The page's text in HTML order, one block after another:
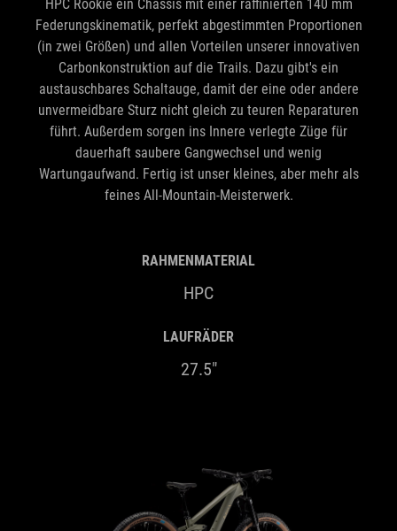
HPC Rookie ein Chassis mit einer raffinierten 140 mm
Federungskinematik, perfekt abgestimmten Proportionen
(in zwei Größen) und allen Vorteilen unserer innovativen
Carbonkonstruktion auf die Trails. Dazu gibt's ein
austauschbares Schaltauge, damit der eine oder andere
unvermeidbare Sturz nicht gleich zu teuren Reparaturen
führt. Außerdem sorgen ins Innere verlegte Züge für
dauerhaft saubere Gangwechsel und wenig
Wartungaufwand. Fertig ist unser kleines, aber mehr als
feines All-Mountain-Meisterwerk.
RAHMENMATERIAL
HPC
LAUFRÄDER
27.5"